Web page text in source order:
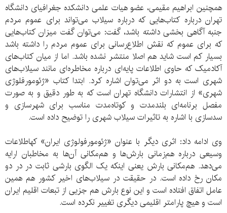
همچنین ابراهیم مقیمی، عضو هیات علمی دانشکده جغرافیای دانشگاه
تهران درباره کتاب‌هایی که درباره سیلاب می‌تواند برای عموم مردم
جنبه آگاهی بخشی داشته باشد، گفت: می‌توان گفت میزان کتاب‌هایی
که برای عموم که نقش اطلاع‌رسانی برای عموم مردم را داشته باشد
بسیار کم است شاید هم اصلا منتشر نشده باشد. اما از میان کتاب‌های
آکادمیک که حاوی اطلاعات پایه‌ای درباره مخاطره‌ای مانند سیلاب‌های
شهری است به دو اثر می‌توان اشاره کرد. ابتدا کتاب «ژئومورفلوژی
شهری» از انتشارات دانشگاه تهران است که به طور دقیق و به صورت
مفصل برنامه‌ای بلندمدت و کوتاه‌مدت مناسب برای شهرسازی و
سدسازی با اشاره به تاثیرات سیلاب شهری را توضیح داده است.
وی ادامه داد: اثری دیگر با عنوان «ژئومورفولوژی ایران» کهاطلاعات
وسیعی درباره هم‌زمانی بارش‌ها و هم‌مکانی آن‌ها به مخاطبان ارایه
می‌دهد. هم‌مکانی بارش‌ یعنی اینکه یک الگوی بارشی ثابت در در دو
مکان رخ داده است. در حقیقت در سیلاب‌های اخیر کشور هم همین
عامل اتفاق افتاده است و این‌ نوع بارش هم جزیی از تبعات اقلیم ایران
است و هیچ پارامتر اقلیمی دیگری تغییر نکرده است.